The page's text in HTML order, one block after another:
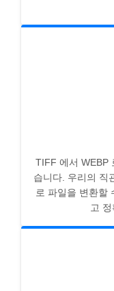
TIFF 에서 WEBP
습니다. 우리의 직
로 파일을 변환할
고